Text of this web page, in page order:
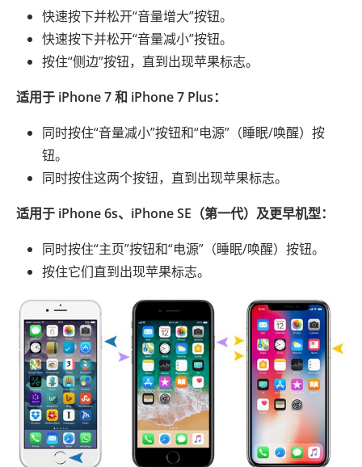
快速按下并松开“音量增大”按钮。
快速按下并松开“音量减小”按钮。
按住“侧边”按钮，直到出现苹果标志。
适用于 iPhone 7 和 iPhone 7 Plus：
同时按住“音量减小”按钮和“电源”（睡眠/唤醒）按
钮。
同时按住这两个按钮，直到出现苹果标志。
适用于 iPhone 6s、iPhone SE（第一代）及更早机型：
同时按住“主页”按钮和“电源”（睡眠/唤醒）按钮。
按住它们直到出现苹果标志。